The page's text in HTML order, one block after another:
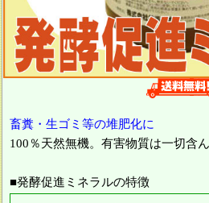
畜糞・生ゴミ等の堆肥化に
100％天然無機。有害物質は一切含
■発酵促進ミネラルの特徴